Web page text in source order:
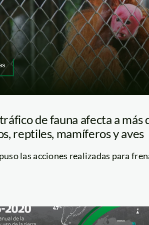
de fauna afecta a más
reptiles, mamíferos y aves
las acciones realizadas para